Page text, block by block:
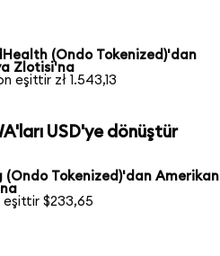
(Ondo Tokenized)'dan
Zlotisi'na
eşittir zł 1.543,13
USD'ye dönüştür
(Ondo Tokenized)'dan Amerikan
eşittir $233,65